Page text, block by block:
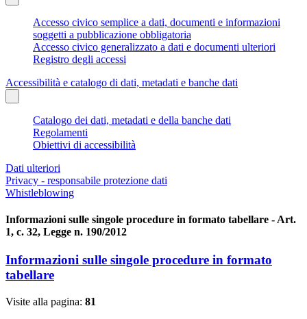
Accesso civico semplice a dati, documenti e informazioni
soggetti a pubblicazione obbligatoria
Accesso civico generalizzato a dati e documenti ulteriori
Registro degli accessi
Accessibilità e catalogo di dati, metadati e banche dati
Catalogo dei dati, metadati e della banche dati
Regolamenti
Obiettivi di accessibilità
Dati ulteriori
Privacy - responsabile protezione dati
Whistleblowing
Informazioni sulle singole procedure in formato tabellare - Art.
1, c. 32, Legge n. 190/2012
Informazioni sulle singole procedure in formato
tabellare
Visite alla pagina: 81